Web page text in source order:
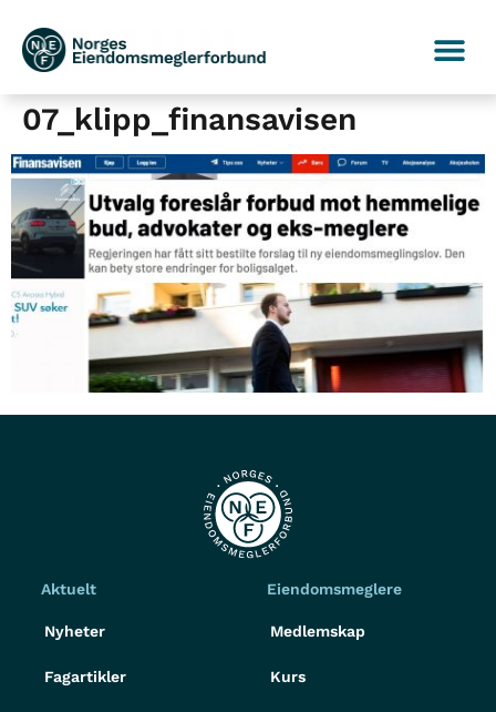
07_klipp_finansavisen
Aktuelt
Nyheter
Fagartikler
Eiendomsmeglere
Medlemskap
Kurs